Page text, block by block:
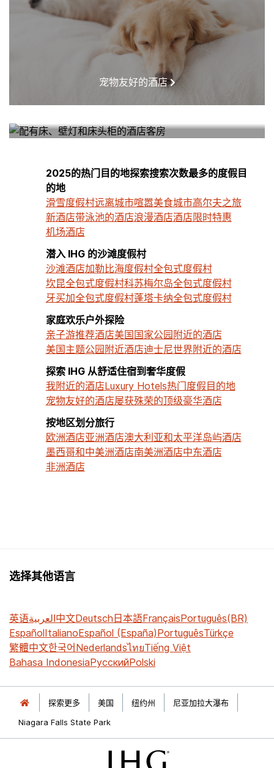
宠物友好的酒店
2025的热门目的地探索搜索次数最多的度假目
的地
滑雪度假村远离城市喧嚣美食城市高尔夫之旅
新酒店带泳池的酒店浪漫酒店酒店限时特惠
机场酒店
潜入 IHG 的沙滩度假村
沙滩酒店加勒比海度假村全包式度假村
坎昆全包式度假村科苏梅尔岛全包式度假村
牙买加全包式度假村蓬塔卡纳全包式度假村
家庭欢乐户外探险
亲子游推荐酒店美国国家公园附近的酒店
美国主题公园附近酒店迪士尼世界附近的酒店
探索 IHG 从舒适住宿到奢华度假
我附近的酒店Luxury Hotels热门度假目的地
宠物友好的酒店屡获殊荣的顶级豪华酒店
按地区划分旅行
欧洲酒店亚洲酒店澳大利亚和太平洋岛屿酒店
墨西哥和中美洲酒店南美洲酒店中东酒店
非洲酒店
选择其他语言
英语العربية中文Deutsch日本語FrançaisPortuguês(BR)
EspañolItalianoEspañol (España)PortuguêsTürkçe
繁體中文한국어NederlandsไทยTiếng Việt
Bahasa IndonesiaРусскийPolski
探索更多 美国 纽约州
尼亚加拉大瀑布
Niagara Falls State Park